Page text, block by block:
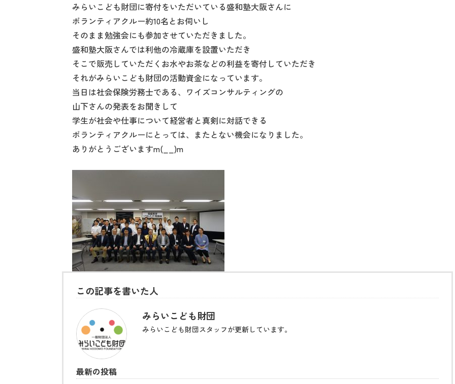
みらいこども財団に寄付をいただいている盛和塾大阪さんに
ボランティアクルー約10名とお伺いし
そのまま勉強会にも参加させていただきました。
盛和塾大阪さんでは利他の冷蔵庫を設置いただき
そこで販売していただくお水やお茶などの利益を寄付していただき
それがみらいこども財団の活動資金になっています。
当日は社会保険労務士である、ワイズコンサルティングの
山下さんの発表をお聞きして
学生が社会や仕事について経営者と真剣に対話できる
ボランティアクルーにとっては、またとない機会になりました。
ありがとうございますm(__)m
この記事を書いた人
みらいこども財団
みらいこども財団スタッフが更新しています。
最新の投稿